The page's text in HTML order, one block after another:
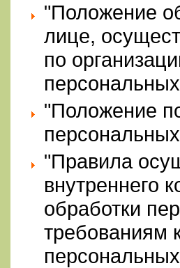
"Положение
лице,
по
"Положение
"Правила
внутреннего
обработки
требованиям